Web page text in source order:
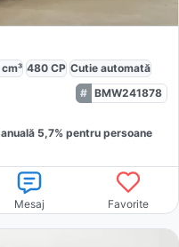
cm³ 480 CP Cutie automată
BMW241878
anuală 5,7% pentru persoane
Mesaj Favorite